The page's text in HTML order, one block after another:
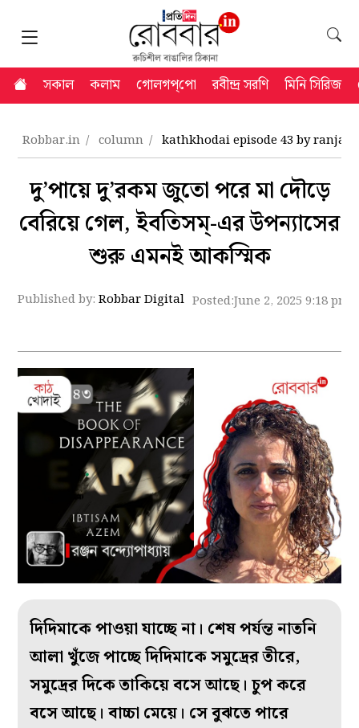
সকাল কলাম গোলগপ্‌পো রবীন্দ্র সরণি মিনি সিরিজ
Robbar.in column kathkhodai episode 43 by
দু’পায়ে দু’রকম জুতো পরে মা দৌড়ে
বেরিয়ে গেল, ইবতিসম্‌-এর উপন্যাসের
শুরু এমনই আকস্মিক
Published by:Robbar Digital Posted:June 2, 2025 9:18 pm
দিদিমাকে পাওয়া যাচ্ছে না। শেষ পর্যন্ত নাতনি
আলা খুঁজে পাচ্ছে দিদিমাকে সমুদ্রের তীরে,
সমুদ্রের দিকে তাকিয়ে বসে আছে। চুপ করে
বসে আছে। বাচ্চা মেয়ে। সে বুঝতে পারে